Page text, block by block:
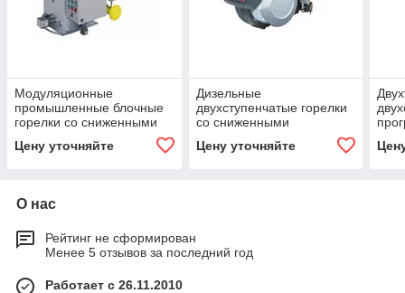
Модуляционные
промышленные блочные
горелки со сниженными
выбросами оксидов азота
(LOW NOx) DB (Серии DB)
Цену уточняйте
Дизельные
двухступенчатые горелки
со сниженными
выбросами оксидов азота
(Low NОx) RL/B MZ
Цену уточняйте
со
О нас
Рейтинг не сформирован
Менее 5 отзывов за последний год
Работает с 26.11.2010